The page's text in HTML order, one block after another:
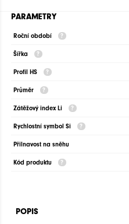
PARAMETRY
Roční období
Šířka
Profil HS
Průměr
Zátěžový index Li
Rychlostní symbol Si
Přilnavost na sněhu
Kód produktu
POPIS